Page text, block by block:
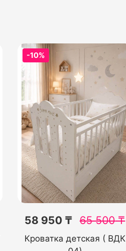
-10%
58 950 ₸ 65 500₸
Кроватка детская ( ВДК